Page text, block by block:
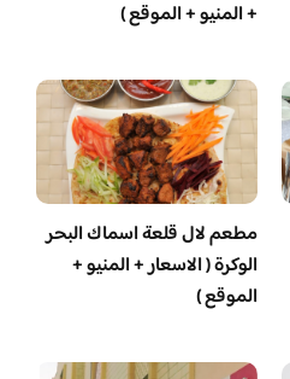
+ المنيو + الموقع )
مطعم لال قلعة اسماك البحر
الوكرة ( الاسعار + المنيو +
الموقع )